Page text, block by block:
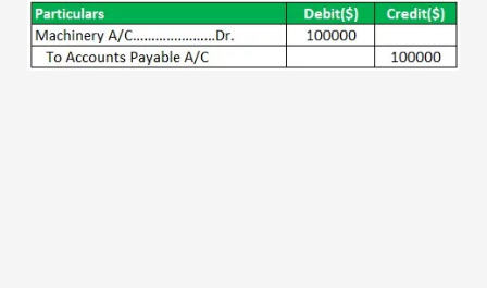
Samouczki dotyczące modelowania finansowego
Pełna forma